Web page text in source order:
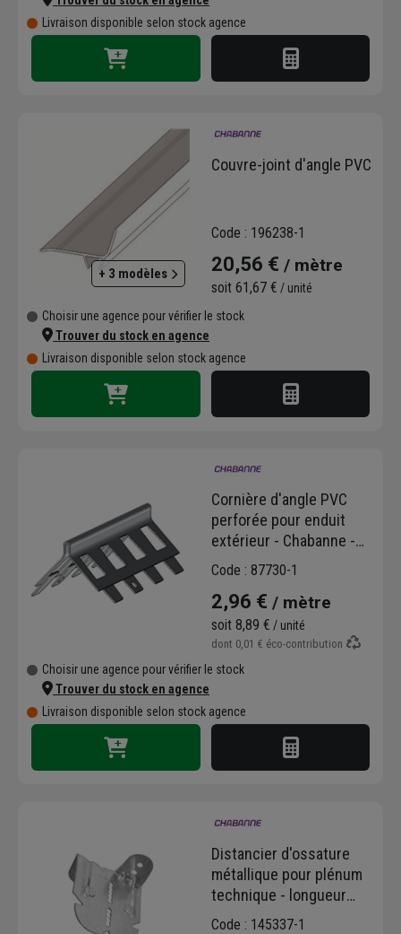
Livraison disponible selon stock agence
+ 3 modèles
Couvre-joint d'angle PVC
Code : 196238-1
20,56 € / mètre
soit 61,67 € / unité
Choisir une agence pour vérifier le stock
Trouver du stock en agence
Livraison disponible selon stock agence
Cornière d'angle PVC
perforée pour enduit
extérieur - Chabanne -
aile 40 mm - longueur
Code : 87730-1
2,96 € / mètre
soit 8,89 € / unité
dont 0,01 € éco-contribution
Choisir une agence pour vérifier le stock
Trouver du stock en agence
Livraison disponible selon stock agence
Distancier d'ossature
métallique pour plénum
technique - longueur
45,0 MM - boîte de 100
Code : 145337-1